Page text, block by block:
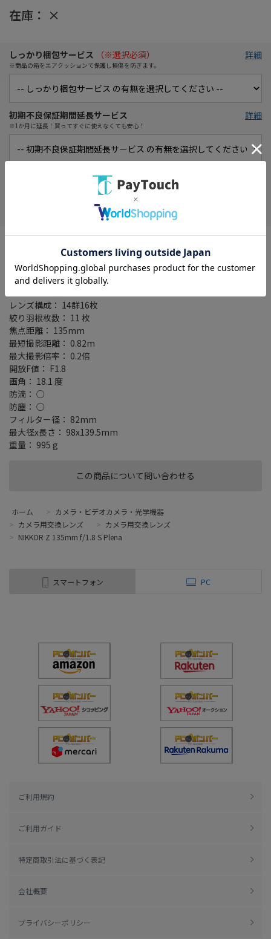
在庫： ×
この商品について問い合わせる
しっかり梱包サービス （※選択必須）
※商品の箱をエアクッションで保護し損傷を防ぎます。
詳細
初期不良保証期間延長サービス
※1か月に延長！買ってすぐに使えなくても安心！
詳細
在庫がありません
レンズタイプ： 単焦点
フォーカス： AF/MF
詳細レンズタイプ： 中望遠単焦点レンズ
レンズ構成： 14群16枚
絞り羽根枚数： 11 枚
焦点距離： 135mm
最短撮影距離： 0.82m
最大撮影倍率： 0.2倍
開放F値： F1.8
画角： 18.1 度
防滴： ○
防塵： ○
フィルター径： 82mm
最大径x長さ： 98x139.5mm
重量： 995 g
ホーム > カメラ・ビデオカメラ・光学機器
> カメラ用交換レンズ > カメラ用交換レンズ
> NIKKOR Z 135mm f/1.8 S Plena
スマートフォン PC
ご利用規約
ご利用ガイド
特定商取引法に基づく表記
会社概要
プライバシーポリシー